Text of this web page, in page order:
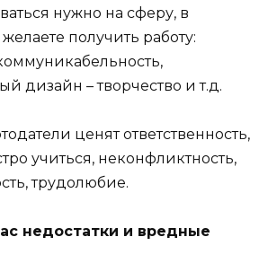
нужно на сферу, в
получить работу:
дизайн – творчество и т.д.
ценят ответственность,
учиться, неконфликтность,
трудолюбие.
недостатки и вредные